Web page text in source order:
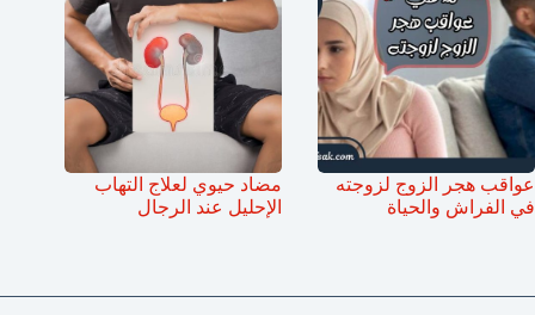
عواقب هجر الزوج لزوجته
في الفراش والحياة
مضاد حيوي لعلاج التهاب
الإحليل عند الرجال